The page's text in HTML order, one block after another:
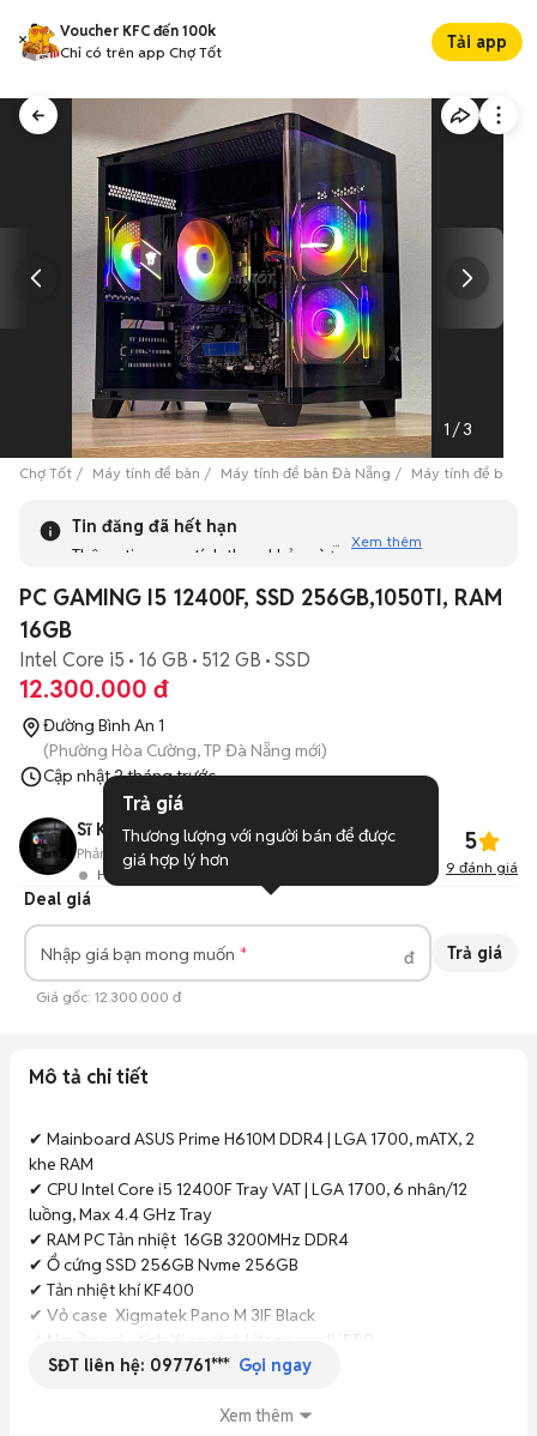
Voucher KFC đến 100k
Chỉ có trên app Chợ Tốt
Tải app
1 /3
Chợ Tốt Máy tính để bàn Máy tính để bàn Đà Nẵng Máy tính để bàn
Tin đăng đã hết hạn
Thông tin mang tính tham khảo và bạn không thể liên hệ
tương tự khác dưới đây nhé!
Xem thêm
PC GAMING I5 12400F, SSD 256GB,1050TI, RAM
16GB
Intel Core i5 16 GB 512 GB SSD
12.300.000 đ
Đường Bình An 1
(Phường Hòa Cường, TP Đà Nẵng mới)
Cập nhật2 tháng trước
Sĩ Kỳ Computer
Hoạt động 4 ngày trước
Phản hồi: -- 116Đã bán 5
9 đánh giá
Deal giá
Nhập giá bạn mong muốn đ Trả giá
Giá gốc: 12.300.000 đ
Mô tả chi tiết
✔ Mainboard ASUS Prime H610M DDR4 | LGA 1700, mATX, 2
khe RAM
✔ CPU Intel Core i5 12400F Tray VAT | LGA 1700, 6 nhân/12
luồng, Max 4.4 GHz Tray
✔ RAM PC Tản nhiệt  16GB 3200MHz DDR4
✔ Ổ cứng SSD 256GB Nvme 256GB
✔ Tản nhiệt khí KF400
✔ Vỏ case  Xigmatek Pano M 3IF Black
✔ Nguồn máy tính Xigmatek Litepower II i550
✔ Card màn hình MSI GeForce GTX 1050Ti 4GB
Xem máy tại: 22 Bình An 1- Hòa Cường - Hải Châu- Đà Nẵng
SĐT liên hệ: 097761*** Gọi ngay
Xem thêm
Trả giá
Thương lượng với người bán để được
giá hợp lý hơn